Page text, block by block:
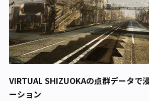
VIRTUAL SHIZUOKAの点群データで
ーション